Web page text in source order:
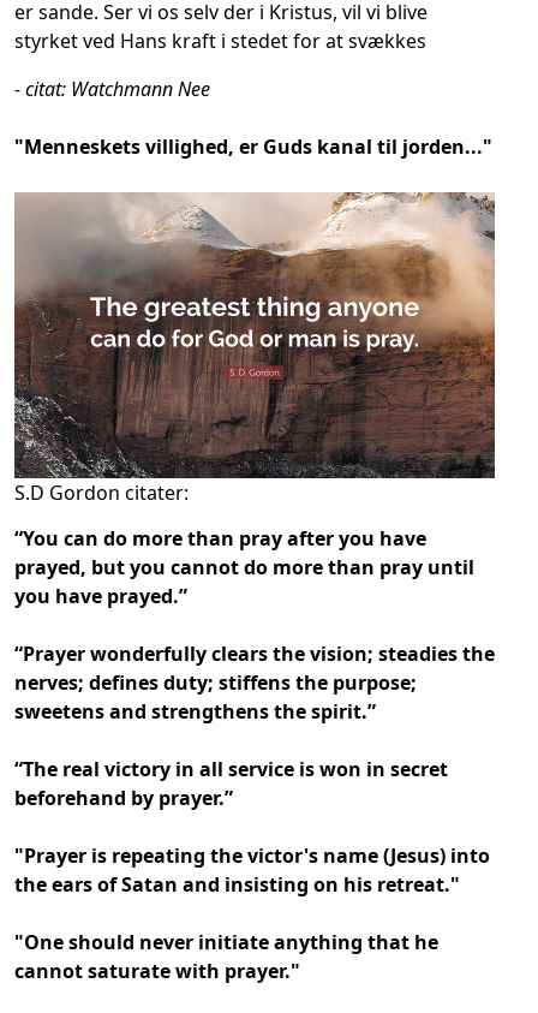
er sande. Ser vi os selv der i Kristus, vil vi blive
styrket ved Hans kraft i stedet for at svækkes
- citat: Watchmann Nee
"Menneskets villighed, er Guds kanal til jorden..."
S.D Gordon citater:
“You can do more than pray after you have
prayed, but you cannot do more than pray until
you have prayed.”
“Prayer wonderfully clears the vision; steadies the
nerves; defines duty; stiffens the purpose;
sweetens and strengthens the spirit.”
“The real victory in all service is won in secret
beforehand by prayer.”
"Prayer is repeating the victor's name (Jesus) into
the ears of Satan and insisting on his retreat."
"One should never initiate anything that he
cannot saturate with prayer."